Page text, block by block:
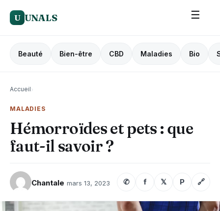
U UNALS ☰
Beauté Bien-être CBD Maladies Bio
Accueil›
MALADIES
Hémorroïdes et pets : que
faut-il savoir ?
Chantale mars 13, 2023 ✆ f 𝕏 P 🔗